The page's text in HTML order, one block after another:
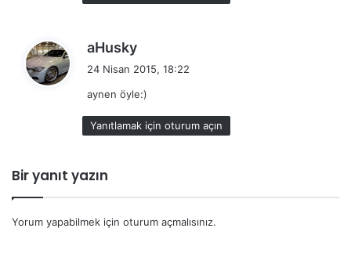
aHusky
e
i
k
i
24 Nisan 2015, 18:22
aynen öyle:)
Yanıtlamak için oturum açın
Bir yanıt yazın
Yorum yapabilmek için oturum açmalısınız.